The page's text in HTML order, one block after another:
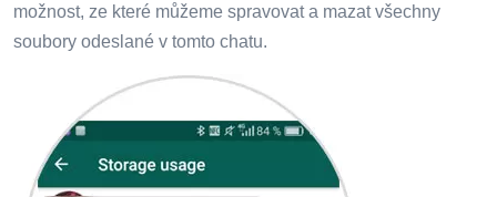
možnost, ze které můžeme spravovat a mazat všechny
soubory odeslané v tomto chatu.